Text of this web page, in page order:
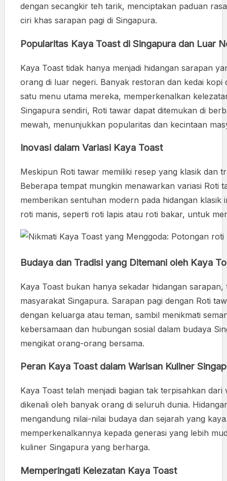
dengan secangkir teh tarik, menciptakan paduan
ciri khas sarapan pagi di Singapura.
Popularitas Kaya Toast di Singapura dan Luar
Kaya Toast tidak hanya menjadi hidangan sarapan
orang di luar negeri. Banyak restoran dan kedai
satu menu utama mereka, memperkenalkan
Singapura sendiri, Roti tawar dapat ditemukan di
mewah, menunjukkan popularitas dan kecintaan
Inovasi dalam Variasi Kaya Toast
Meskipun Roti tawar memiliki resep yang klasik dan
Beberapa tempat mungkin menawarkan variasi Roti
memberikan sentuhan modern pada hidangan klasik
roti manis, seperti roti lapis atau roti bakar, untuk
Budaya dan Tradisi yang Ditemani oleh Kaya
Kaya Toast bukan hanya sekadar hidangan
masyarakat Singapura. Sarapan pagi dengan Roti
dengan keluarga atau teman, sambil menikmati
kebersamaan dan hubungan sosial dalam budaya
mengikat orang-orang bersama.
Peran Kaya Toast dalam Warisan Kuliner
Kaya Toast telah menjadi bagian tak terpisahkan
dikenali oleh banyak orang di seluruh dunia.
mengandung nilai-nilai budaya dan sejarah yang
memperkenalkannya kepada generasi yang lebih
kuliner Singapura yang berharga.
Memperingati Kelezatan Kaya Toast